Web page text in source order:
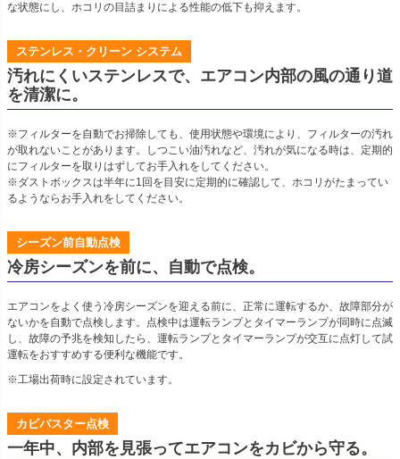
な状態にし、ホコリの目詰まりによる性能の低下も抑えます。
ステンレス・クリーン システム
汚れにくいステンレスで、エアコン内部の風の通り道
を清潔に。
※フィルターを自動でお掃除しても、使用状態や環境により、フィルターの汚れ
が取れないことがあります。しつこい油汚れなど、汚れが気になる時は、定期的
にフィルターを取りはずしてお手入れをしてください。
※ダストボックスは半年に1回を目安に定期的に確認して、ホコリがたまってい
るようならお手入れをしてください。
シーズン前自動点検
冷房シーズンを前に、自動で点検。
エアコンをよく使う冷房シーズンを迎える前に、正常に運転するか、故障部分が
ないかを自動で点検します。点検中は運転ランプとタイマーランプが同時に点滅
し、故障の予兆を検知したら、運転ランプとタイマーランプが交互に点灯して試
運転をおすすめする便利な機能です。
※工場出荷時に設定されています。
カビバスター点検
一年中、内部を見張ってエアコンをカビから守る。